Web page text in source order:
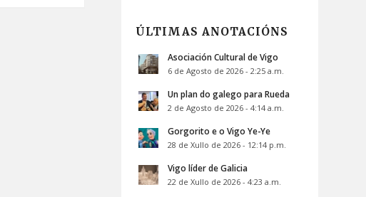
ÚLTIMAS ANOTACIÓNS
Asociación Cultural de Vigo
6 de Agosto de 2026 - 2:25 a.m.
Un plan do galego para Rueda
2 de Agosto de 2026 - 4:14 a.m.
Gorgorito e o Vigo Ye-Ye
28 de Xullo de 2026 - 12:14 p.m.
Vigo líder de Galicia
22 de Xullo de 2026 - 4:23 a.m.